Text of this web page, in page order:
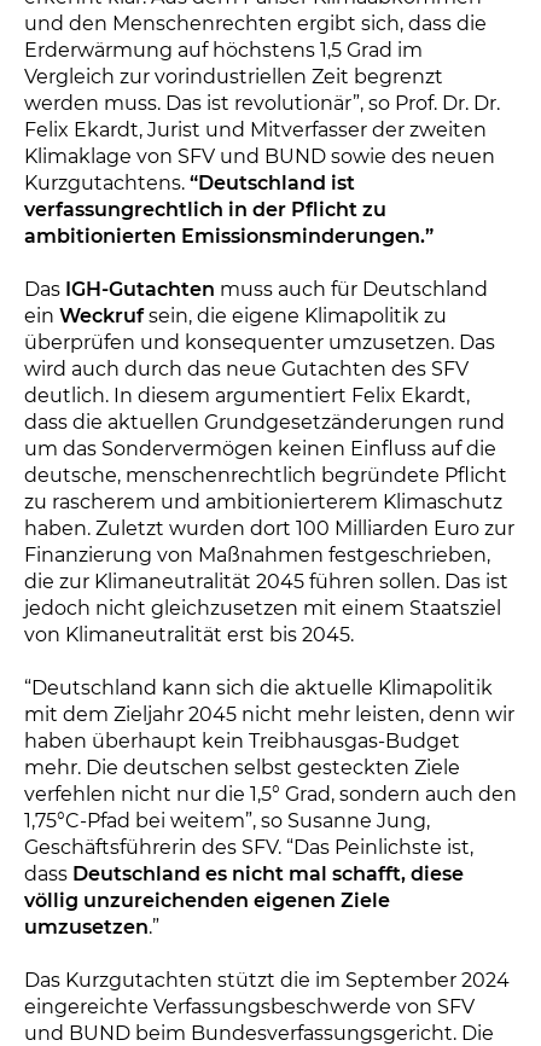
und den Menschenrechten ergibt sich, dass die
Erderwärmung auf höchstens 1,5 Grad im
Vergleich zur vorindustriellen Zeit begrenzt
werden muss. Das ist revolutionär”, so Prof. Dr. Dr.
Felix Ekardt, Jurist und Mitverfasser der zweiten
Klimaklage von SFV und BUND sowie des neuen
Kurzgutachtens. “Deutschland ist
verfassungrechtlich in der Pflicht zu
ambitionierten Emissionsminderungen.”
Das IGH-Gutachten muss auch für Deutschland
ein Weckrufsein, die eigene Klimapolitik zu
überprüfen und konsequenter umzusetzen. Das
wird auch durch das neue Gutachten des SFV
deutlich. In diesem argumentiert Felix Ekardt,
dass die aktuellen Grundgesetzänderungen rund
um das Sondervermögen keinen Einfluss auf die
deutsche, menschenrechtlich begründete Pflicht
zu rascherem und ambitionierterem Klimaschutz
haben. Zuletzt wurden dort 100 Milliarden Euro zur
Finanzierung von Maßnahmen festgeschrieben,
die zur Klimaneutralität 2045 führen sollen. Das ist
jedoch nicht gleichzusetzen mit einem Staatsziel
von Klimaneutralität erst bis 2045.
“Deutschland kann sich die aktuelle Klimapolitik
mit dem Zieljahr 2045 nicht mehr leisten, denn wir
haben überhaupt kein Treibhausgas-Budget
mehr. Die deutschen selbst gesteckten Ziele
verfehlen nicht nur die 1,5° Grad, sondern auch den
1,75°C-Pfad bei weitem”, so Susanne Jung,
Geschäftsführerin des SFV. “Das Peinlichste ist,
dass Deutschland es nicht mal schafft, diese
völlig unzureichenden eigenen Ziele
umzusetzen.”
Das Kurzgutachten stützt die im September 2024
eingereichte Verfassungsbeschwerde von SFV
und BUND beim Bundesverfassungsgericht. Die